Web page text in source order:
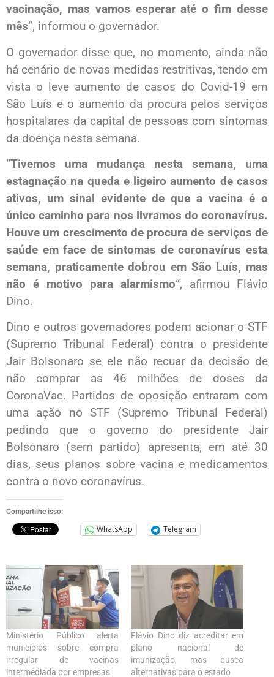
vacinação, mas vamos esperar até o fim desse
mês“, informou o governador.
O governador disse que, no momento, ainda não
há cenário de novas medidas restritivas, tendo em
vista o leve aumento de casos do Covid-19 em
São Luís e o aumento da procura pelos serviços
hospitalares da capital de pessoas com sintomas
da doença nesta semana.
“Tivemos uma mudança nesta semana, uma
estagnação na queda e ligeiro aumento de casos
ativos, um sinal evidente de que a vacina é o
único caminho para nos livramos do coronavírus.
Houve um crescimento de procura de serviços de
saúde em face de sintomas de coronavírus esta
semana, praticamente dobrou em São Luís, mas
não é motivo para alarmismo“, afirmou Flávio
Dino.
Dino e outros governadores podem acionar o STF
(Supremo Tribunal Federal) contra o presidente
Jair Bolsonaro se ele não recuar da decisão de
não comprar as 46 milhões de doses da
CoronaVac. Partidos de oposição entraram com
uma ação no STF (Supremo Tribunal Federal)
pedindo que o governo do presidente Jair
Bolsonaro (sem partido) apresenta, em até 30
dias, seus planos sobre vacina e medicamentos
contra o novo coronavírus.
Compartilhe isso:
WhatsApp Telegram
Ministério Público alerta
municípios sobre compra
irregular de vacinas
intermediada por empresas
Flávio Dino diz acreditar em
plano nacional de
imunização, mas busca
alternativas para o estado